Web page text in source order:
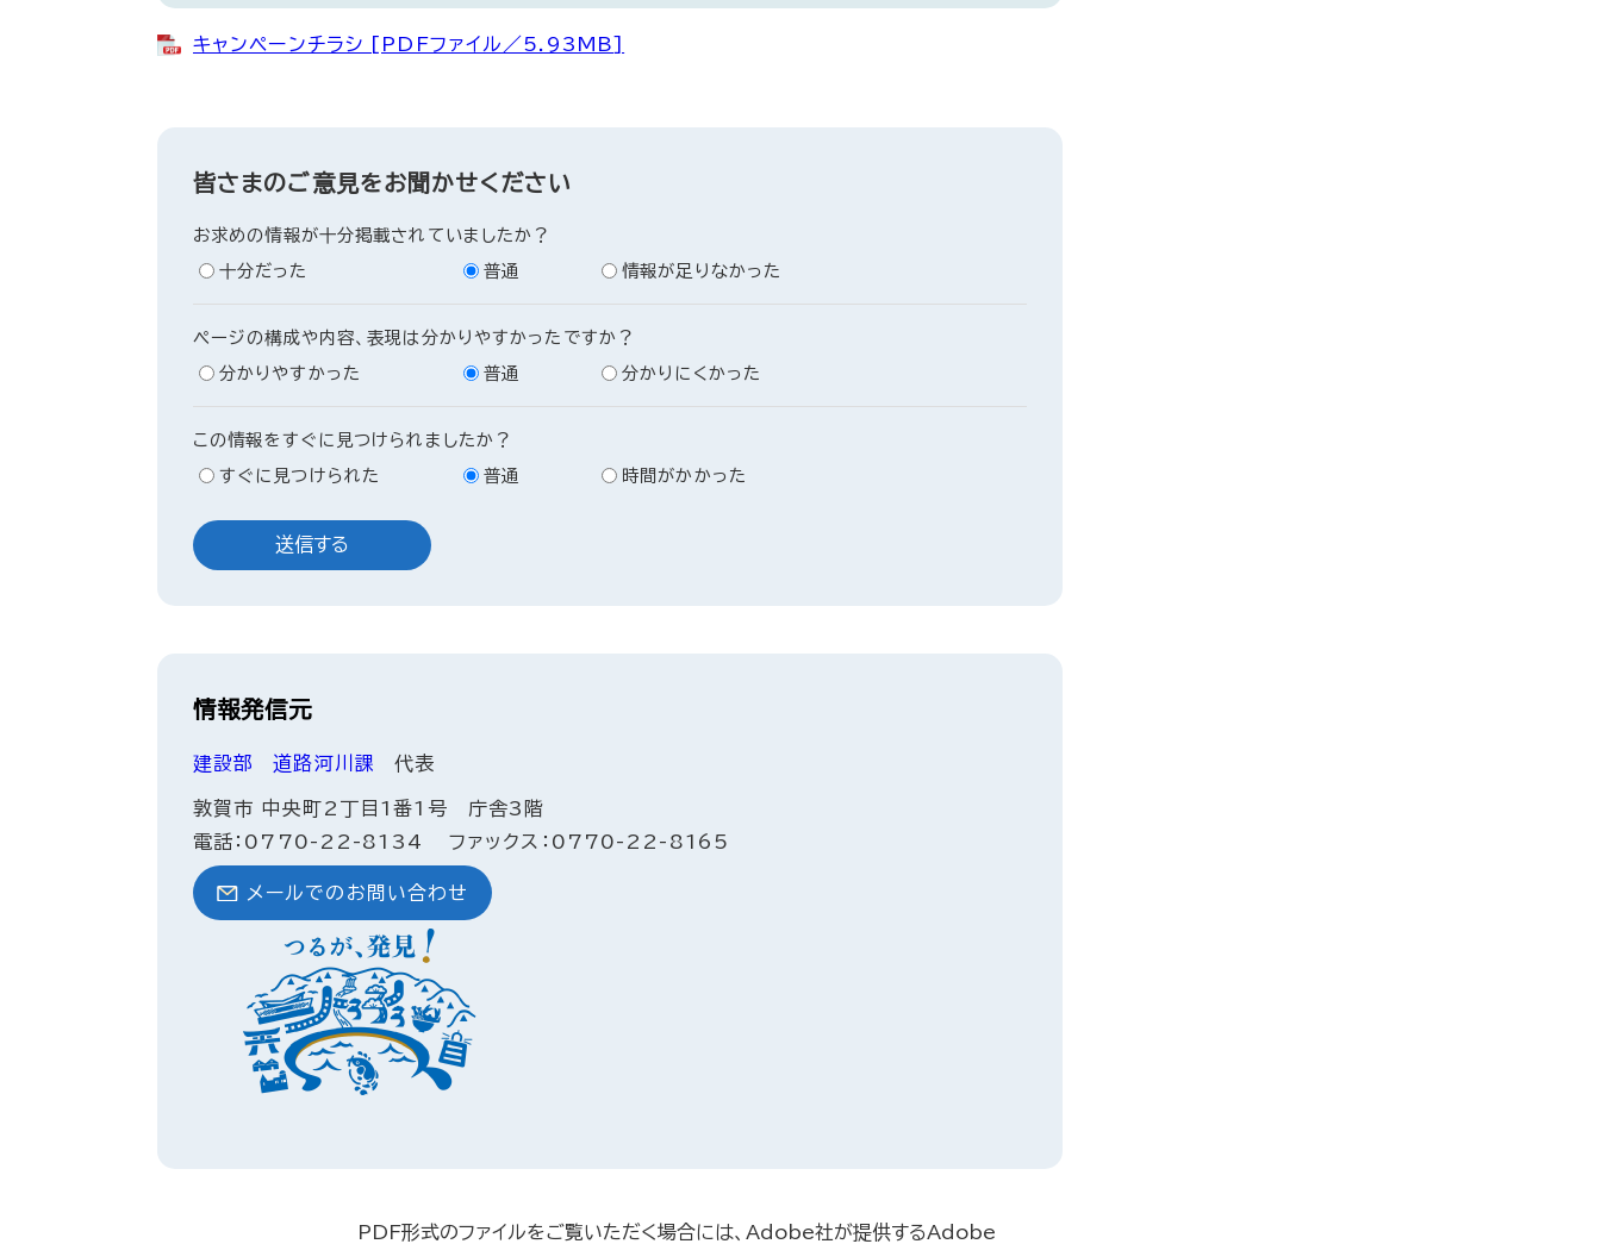
キャンペーンチラシ [PDFファイル／5.93MB]
皆さまのご意見をお聞かせください
お求めの情報が十分掲載されていましたか？
十分だった
普通 情報が足りなかった
ページの構成や内容、表現は分かりやすかったですか？
分かりやすかった
普通 分かりにくかった
この情報をすぐに見つけられましたか？
すぐに見つけられた
普通 時間がかかった
情報発信元
建設部 道路河川課 代表
敦賀市 中央町2丁目1番1号 庁舎3階
電話：0770-22-8134
ファックス：0770-22-8165
メールでのお問い合わせ
PDF形式のファイルをご覧いただく場合には、Adobe社が提供するAdobe